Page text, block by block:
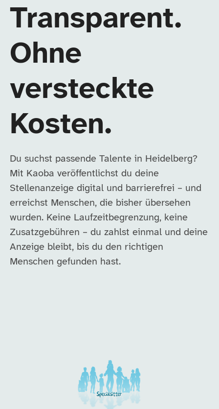
Transparent.
Ohne
versteckte
Kosten.
Du suchst passende Talente in Heidelberg?
Mit Kaoba veröffentlichst du deine
Stellenanzeige digital und barrierefrei – und
erreichst Menschen, die bisher übersehen
wurden. Keine Laufzeitbegrenzung, keine
Zusatzgebühren – du zahlst einmal und deine
Anzeige bleibt, bis du den richtigen
Menschen gefunden hast.
Unsere Arbeitgeber in